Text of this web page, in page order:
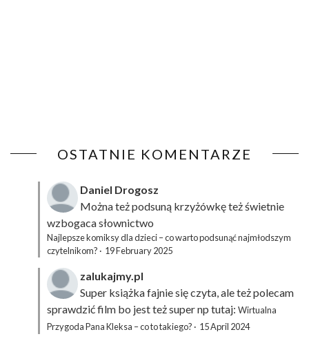
OSTATNIE KOMENTARZE
Daniel Drogosz
Można też podsuną krzyżówkęteż świetnie
wzbogaca słownictwo
Najlepsze komiksy dla dzieci – co warto podsunąć najmłodszym
czytelnikom? · 19 February 2025
zalukajmy.pl
Super książka fajnie się czyta, ale też polecam
sprawdzić film bo jest też super np tutaj: Wirtualna
Przygoda Pana Kleksa – co to takiego? · 15 April 2024